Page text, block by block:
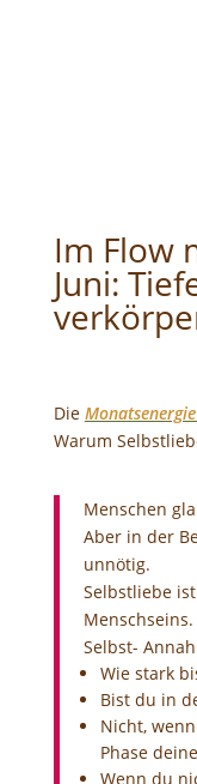
Im Flow
Juni:
Die
Warum
Menschen
Aber in der
unnötig.
Selbstliebe
Selbst-
Wie stark
Bist du in
Nicht,
Phase
Wenn du